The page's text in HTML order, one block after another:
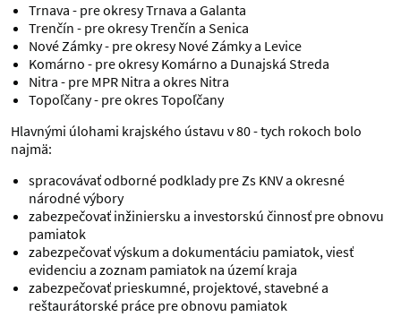
Trnava - pre okresy Trnava a Galanta
Trenčín - pre okresy Trenčín a Senica
Nové Zámky - pre okresy Nové Zámky a Levice
Komárno - pre okresy Komárno a Dunajská Streda
Nitra - pre MPR Nitra a okres Nitra
Topoľčany - pre okres Topoľčany
Hlavnými úlohami krajského ústavu v 80 - tych rokoch bolo
najmä:
spracovávať odborné podklady pre Zs KNV a okresné
národné výbory
zabezpečovať inžiniersku a investorskú činnosť pre obnovu
pamiatok
zabezpečovať výskum a dokumentáciu pamiatok, viesť
evidenciu a zoznam pamiatok na území kraja
zabezpečovať prieskumné, projektové, stavebné a
reštaurátorské práce pre obnovu pamiatok